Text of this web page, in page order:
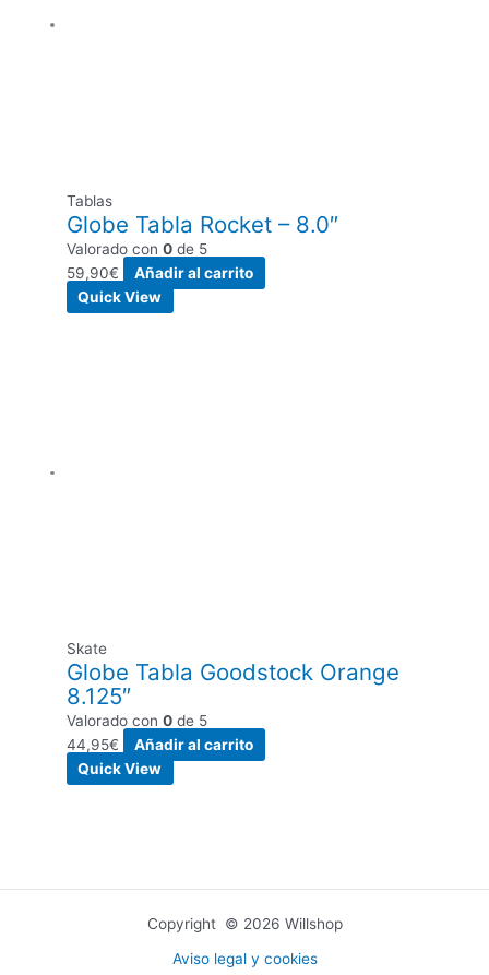
Tablas
Globe Tabla Rocket – 8.0″
Valorado con0 de 5
59,90€
Añadir al carrito
Quick View
Skate
Globe Tabla Goodstock Orange
8.125″
Valorado con0 de 5
44,95€
Añadir al carrito
Quick View
Copyright © 2026 Willshop
Aviso legal y cookies